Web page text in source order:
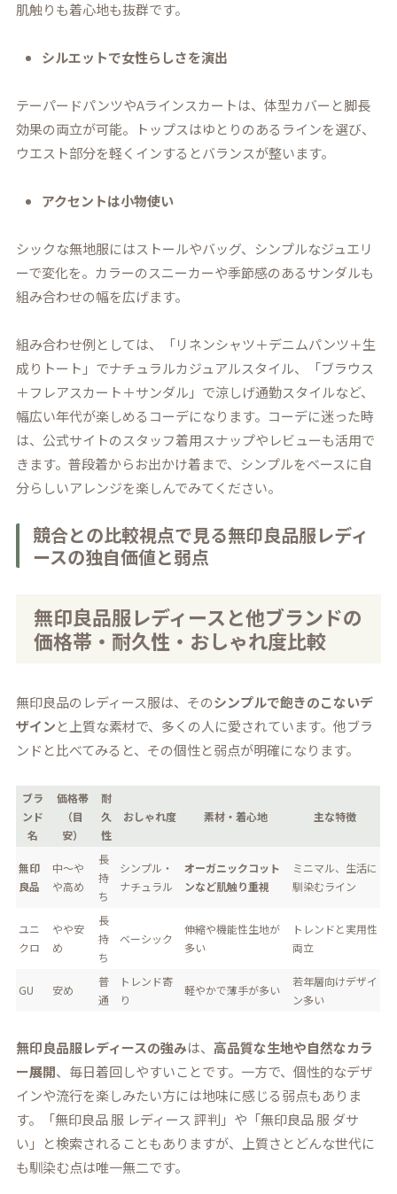
肌触りも着心地も抜群です。
シルエットで女性らしさを演出
テーパードパンツやAラインスカートは、体型カバーと脚長
効果の両立が可能。トップスはゆとりのあるラインを選び、
ウエスト部分を軽くインするとバランスが整います。
アクセントは小物使い
シックな無地服にはストールやバッグ、シンプルなジュエリ
ーで変化を。カラーのスニーカーや季節感のあるサンダルも
組み合わせの幅を広げます。
組み合わせ例としては、「リネンシャツ＋デニムパンツ＋生
成りトート」でナチュラルカジュアルスタイル、「ブラウス
＋フレアスカート＋サンダル」で涼しげ通勤スタイルなど、
幅広い年代が楽しめるコーデになります。コーデに迷った時
は、公式サイトのスタッフ着用スナップやレビューも活用で
きます。普段着からお出かけ着まで、シンプルをベースに自
分らしいアレンジを楽しんでみてください。
競合との比較視点で見る無印良品服レディ
ースの独自価値と弱点
無印良品服レディースと他ブランドの
価格帯・耐久性・おしゃれ度比較
無印良品のレディース服は、そのシンプルで飽きのこないデ
ザインと上質な素材で、多くの人に愛されています。他ブラ
ンドと比べてみると、その個性と弱点が明確になります。
ブラ
ンド
名
価格帯
（目
安）
耐
久
性
おしゃれ度 素材・着心地 主な特徴
無印
良品
中〜や
や高め
長
持
ち
シンプル・
ナチュラル
オーガニックコット
ンなど肌触り重視
ミニマル、生活に
馴染むライン
ユニ
クロ
やや安
め
長
持
ち
ベーシック
伸縮や機能性生地が
多い
トレンドと実用性
両立
GU 安め
普
通
トレンド寄
り
軽やかで薄手が多い
若年層向けデザイ
ン多い
無印良品服レディースの強みは、 高品質な生地や自然なカラ
ー展開、毎日着回しやすいことです。一方で、個性的なデザ
インや流行を楽しみたい方には地味に感じる弱点もありま
す。「無印良品 服 レディース 評判」や「無印良品 服 ダサ
い」と検索されることもありますが、上質さとどんな世代に
も馴染む点は唯一無二です。